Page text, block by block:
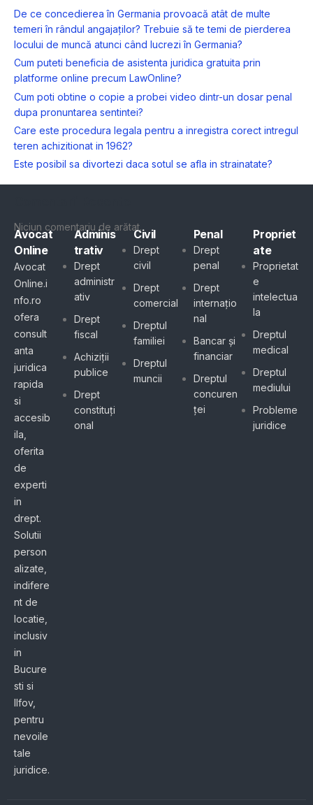
De ce concedierea în Germania provoacă atât de multe
temeri în rândul angajaților? Trebuie să te temi de pierderea
locului de muncă atunci când lucrezi în Germania?
Cum puteti beneficia de asistenta juridica gratuita prin
platforme online precum LawOnline?
Cum poti obtine o copie a probei video dintr-un dosar penal
dupa pronuntarea sentintei?
Care este procedura legala pentru a inregistra corect intregul
teren achizitionat in 1962?
Este posibil sa divortezi daca sotul se afla in strainatate?
Niciun comentariu de arătat.
Avocat
Online
Avocat
Online.i
nfo.ro
ofera
consult
anta
juridica
rapida
si
accesib
ila,
oferita
de
experti
in
drept.
Solutii
person
alizate,
indifere
nt de
locatie,
inclusiv
in
Bucure
sti si
Ilfov,
pentru
nevoile
tale
juridice.
Adminis
trativ
Drept
administr
ativ
Drept
fiscal
Achiziții
publice
Drept
constituți
onal
Civil
Drept
civil
Drept
comercial
Dreptul
familiei
Dreptul
muncii
Penal
Drept
penal
Drept
internațio
nal
Bancar și
financiar
Dreptul
concuren
ței
Propriet
ate
Proprietat
e
intelectua
la
Dreptul
medical
Dreptul
mediului
Probleme
juridice